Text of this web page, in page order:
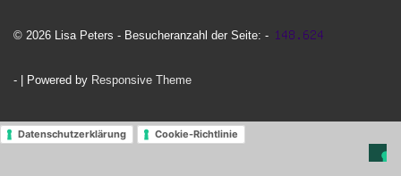
© 2026 Lisa Peters - Besucheranzahl der Seite: -
- | Powered by Responsive Theme
Datenschutzerklärung Cookie-Richtlinie